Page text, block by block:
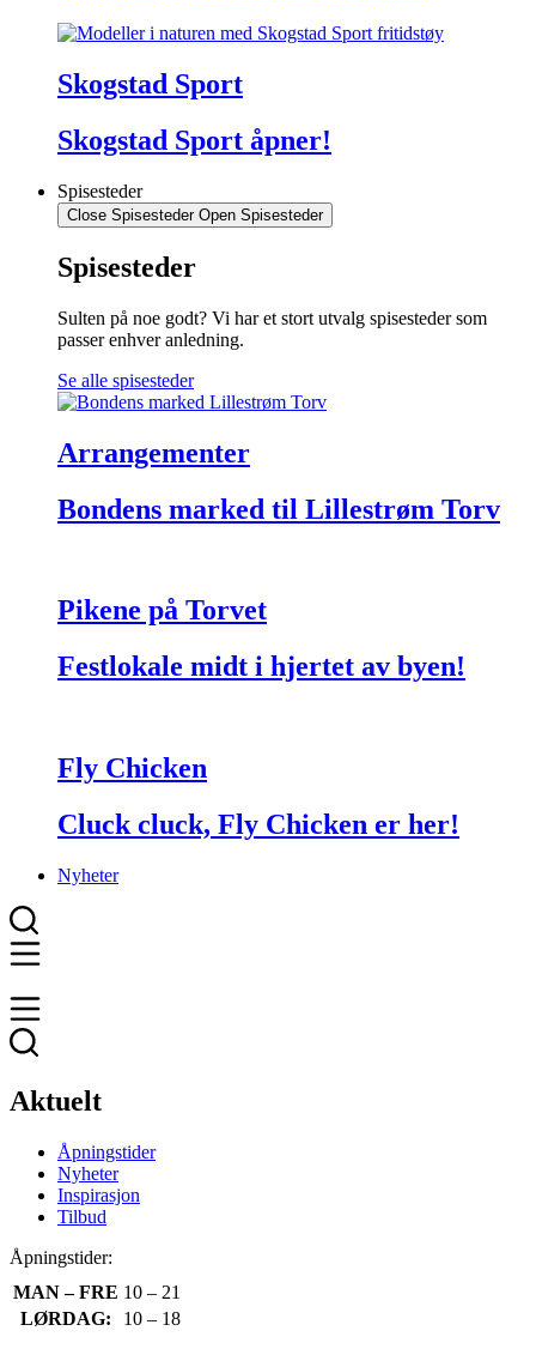
Skogstad Sport
Skogstad Sport åpner!
Spisesteder
Close Spisesteder Open Spisesteder
Spisesteder
Sulten på noe godt? Vi har et stort utvalg spisesteder som
passer enhver anledning.
Se alle spisesteder
Arrangementer
Bondens marked til Lillestrøm Torv
Pikene på Torvet
Festlokale midt i hjertet av byen!
Fly Chicken
Cluck cluck, Fly Chicken er her!
Nyheter
Aktuelt
Åpningstider
Nyheter
Inspirasjon
Tilbud
Åpningstider:
MAN – FRE 10 – 21
LØRDAG:
10 – 18